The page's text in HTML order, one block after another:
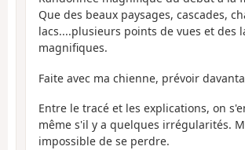
Que des beaux paysages, cascades,
lacs....plusieurs points de vues et des
magnifiques.
Faite avec ma chienne, prévoir
Entre le tracé et les explications, on
même s'il y a quelques irrégularités.
impossible de se perdre.